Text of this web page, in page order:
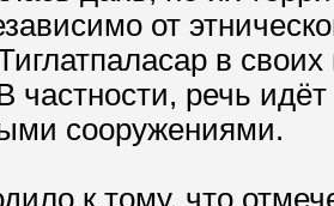
от
в
частности, речь
сооружениями.
к тому, что